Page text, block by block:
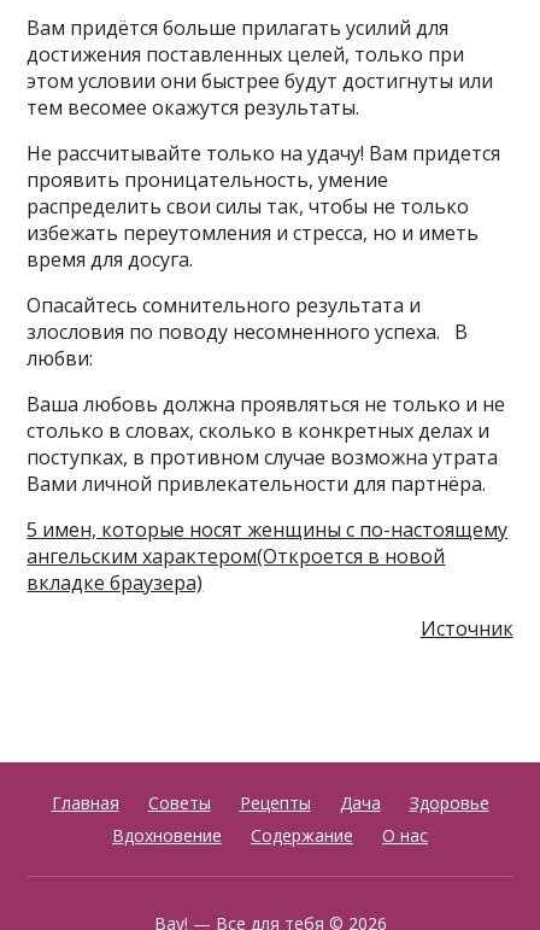
Вам придётся больше прилагать усилий для
достижения поставленных целей, только при
этом условии они быстрее будут достигнуты или
тем весомее окажутся результаты.
Не рассчитывайте только на удачу! Вам придется
проявить проницательность, умение
распределить свои силы так, чтобы не только
избежать переутомления и стресса, но и иметь
время для досуга.
Опасайтесь сомнительного результата и
злословия по поводу несомненного успеха. В
любви:
Ваша любовь должна проявляться не только и не
столько в словах, сколько в конкретных делах и
поступках, в противном случае возможна утрата
Вами личной привлекательности для партнёра.
5 имен, которые носят женщины с по-настоящему
ангельским характером(Откроется в новой
вкладке браузера)
Источник
Главная Советы Рецепты Дача
Здоровье
Вдохновение
Содержание О нас
Вау! — Все для тебя © 2026